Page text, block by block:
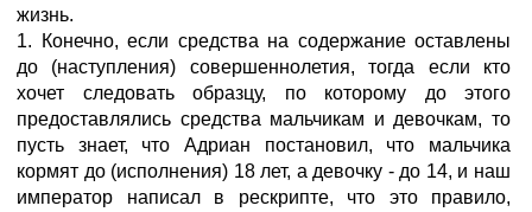
жизнь.
1. Конечно, если средства на содержание оставлены
до (наступления) совершеннолетия, тогда если кто
хочет следовать образцу, по которому до этого
предоставлялись средства мальчикам и девочкам, то
пусть знает, что Адриан постановил, что мальчика
кормят до (исполнения) 18 лет, а девочку - до 14, и наш
император написал в рескрипте, что это правило,